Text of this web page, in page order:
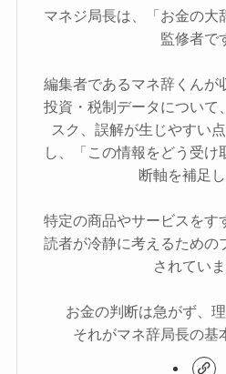
マネジ局長は、「お金の大
監修者で
編集者であるマネ辞くんが
投資・税制データについて
スク、誤解が生じやすい
し、「この情報をどう受け
断軸を補足し
特定の商品やサービスをす
読者が冷静に考えるための
されていま
お金の判断は急がず、
それがマネ辞局長の基